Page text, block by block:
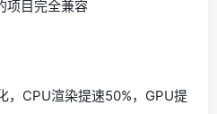
项目完全兼容
，CPU渲染提速50%，GPU提